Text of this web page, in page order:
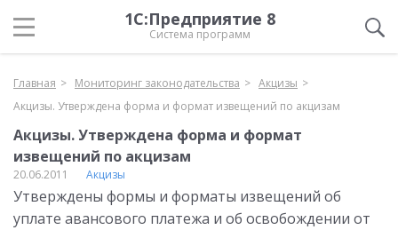
1С:Предприятие 8
Система программ
Главная Мониторинг законодательства
Акцизы
Акцизы. Утверждена форма и формат извещений по акцизам
Акцизы. Утверждена форма и формат
извещений по акцизам
20.06.2011 Акцизы
Утверждены формы и форматы извещений об
уплате авансового платежа и об освобождении от